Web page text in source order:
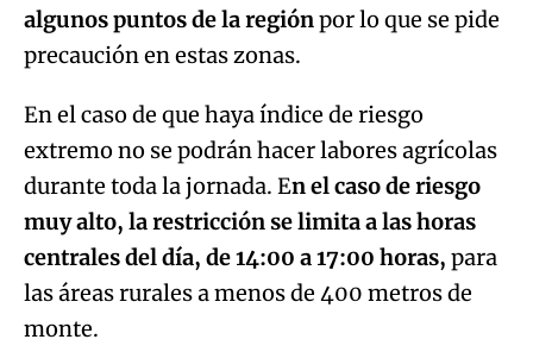
algunos puntos de la regiónpor lo que se pide
precaución en estas zonas.
En el caso de que haya índice de riesgo
extremo no se podrán hacer labores agrícolas
durante toda la jornada. En el caso de riesgo
muy alto, la restricción se limita a las horas
centrales del día, de 14:00 a 17:00 horas, para
las áreas rurales a menos de 400 metros de
monte.